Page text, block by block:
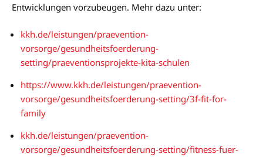
Entwicklungen vorzubeugen. Mehr dazu unter:
kkh.de/leistungen/praevention-
vorsorge/gesundheitsfoerderung-
setting/praeventionsprojekte-kita-schulen
https://www.kkh.de/leistungen/praevention-
vorsorge/gesundheitsfoerderung-setting/3f-fit-for-
family
kkh.de/leistungen/praevention-
vorsorge/gesundheitsfoerderung-setting/fitness-fuer-